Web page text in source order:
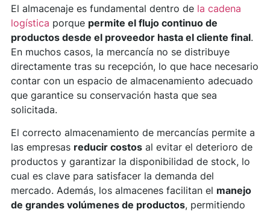
El almacenaje es fundamental dentro de la cadena
logística porque permite el flujo continuo de
productos desde el proveedor hasta el cliente final.
En muchos casos, la mercancía no se distribuye
directamente tras su recepción, lo que hace necesario
contar con un espacio de almacenamiento adecuado
que garantice su conservación hasta que sea
solicitada.
El correcto almacenamiento de mercancías permite a
las empresas reducir costosal evitar el deterioro de
productos y garantizar la disponibilidad de stock, lo
cual es clave para satisfacer la demanda del
mercado. Además, los almacenes facilitan el manejo
de grandes volúmenes de productos, permitiendo